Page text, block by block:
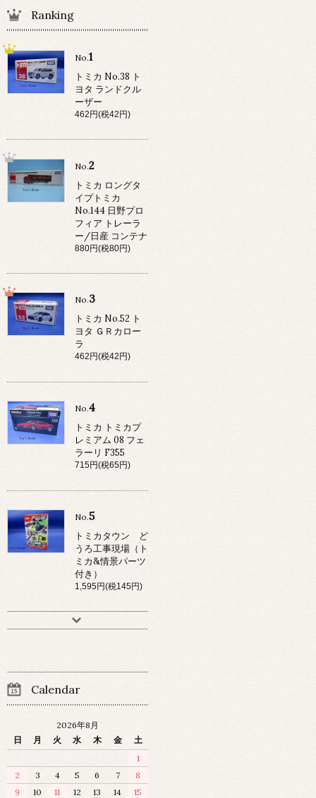
Ranking
No.1
トミカ No.38 ト
ヨタ ランドクル
ーザー
462円(税42円)
No.2
トミカ ロングタ
イプトミカ
No.144 日野プロ
フィア トレーラ
ー/日産 コンテナ
880円(税80円)
No.3
トミカ No.52 ト
ヨタ ＧＲカロー
ラ
462円(税42円)
No.4
トミカ トミカプ
レミアム 08 フェ
ラーリ F355
715円(税65円)
No.5
トミカタウン ど
うろ工事現場（ト
ミカ&情景パーツ
付き）
1,595円(税145円)
Calendar
2026年8月
日
月 火 水 木 金
土
1
2
3 4 5 6 7
8
9
10 11 12 13 14
15